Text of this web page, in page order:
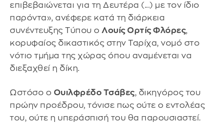
επιβεβαιώνεται για τη Δευτέρα (...) με τον ίδιο
παρόντα», ανέφερε κατά τη διάρκεια
συνέντευξης Τύπου ο Λουίς Ορτίς Φλόρες,
κορυφαίος δικαστικός στην Ταρίχα, νομό στο
νότιο τμήμα της χώρας όπου αναμένεται να
διεξαχθεί η δίκη.
Ωστόσο ο Ουιλφρέδο Τσάβες, δικηγόρος του
πρώην προέδρου, τόνισε πως ούτε ο εντολέας
του, ούτε η υπεράσπισή του θα παρουσιαστεί.